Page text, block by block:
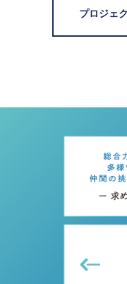
プロジェ